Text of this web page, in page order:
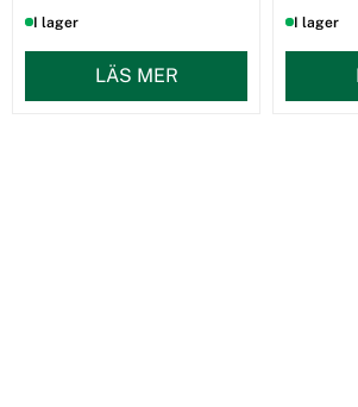
I lager
LÄS MER
I lager